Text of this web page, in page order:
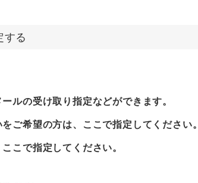
する
ルの受け取り指定などができます。
ご希望の方は、ここで指定してください。
こで指定してください。